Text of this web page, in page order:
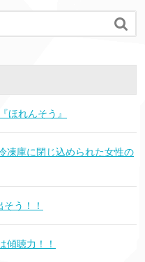

ほれんそう』
凍庫に閉じ込められた女性の
う！！
聴力！！